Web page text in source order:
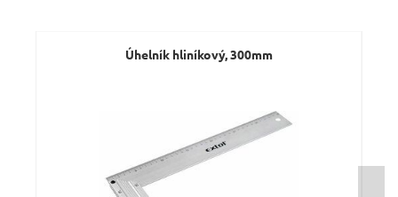
Úhelník hliníkový, 300mm